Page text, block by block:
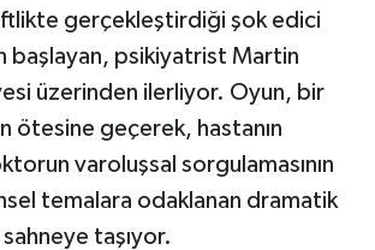
gerçekleştirdiği şok edici
başlayan, psikiyatrist Martin
üzerinden ilerliyor. Oyun, bir
ötesine geçerek, hastanın
varoluşsal sorgulamasının
temalara odaklanan dramatik
taşıyor.